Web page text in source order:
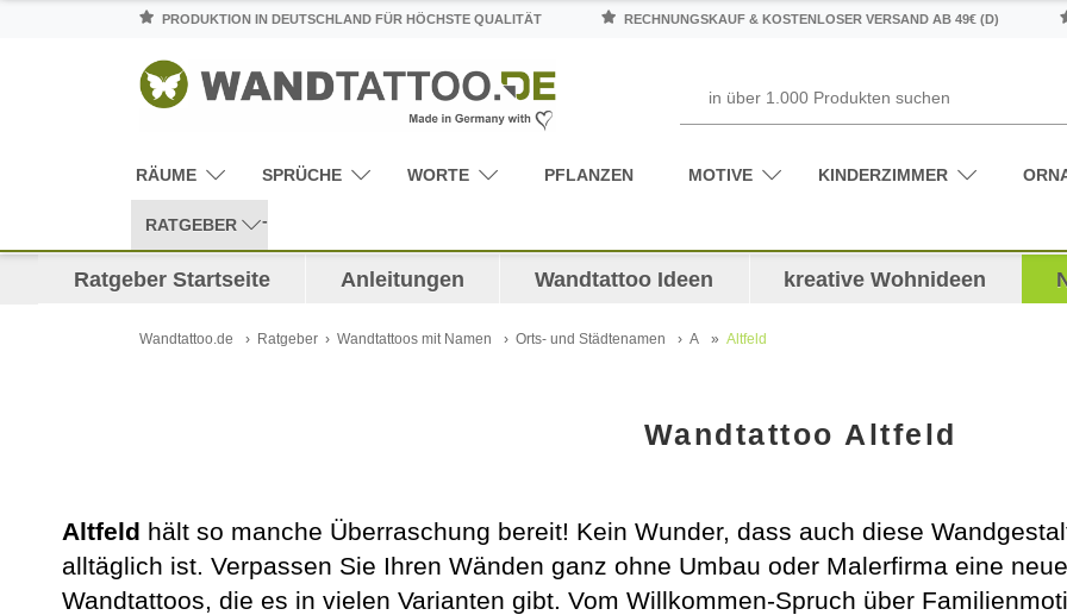
PRODUKTION IN DEUTSCHLAND FÜR HÖCHSTE QUALITÄT RECHNUNGSKAUF & KOSTENLOSER VERSAND AB 49€ (D)
RÄUME SPRÜCHE WORTE PFLANZEN MOTIVE KINDERZIMMER
RATGEBER
Ratgeber Startseite Anleitungen Wandtattoo Ideen kreative Wohnideen
Wandtattoo.de Ratgeber Wandtattoos mit Namen Orts- und Städtenamen A Altfeld
Wandtattoo Altfeld
Altfeld hält so manche Überraschung bereit! Kein Wunder, dass auch diese
alltäglich ist. Verpassen Sie Ihren Wänden ganz ohne Umbau oder Malerfirma eine
Wandtattoos, die es in vielen Varianten gibt. Vom Willkommen-Spruch über